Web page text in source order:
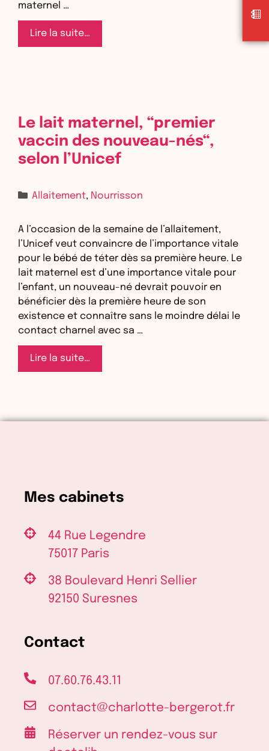
maternel …
Lire la suite…
maternel
le
Le lait maternel, “premier
vaccin des nouveau-nés“,
selon l’Unicef
Catégories
Allaitement, Nourrisson
A l’occasion de la semaine de l’allaitement,
l’Unicef veut convaincre de l’importance vitale
pour le bébé de téter dès sa première heure. Le
lait maternel est d’une importance vitale pour
l’enfant, un nouveau-né devrait pouvoir en
bénéficier dès la première heure de son
existence et connaître sans le moindre délai le
contact charnel avec sa …
Lire la suite…
lait
vaccin
Mes cabinets
44 Rue Legendre
75017 Paris
38 Boulevard Henri Sellier
92150 Suresnes
Contact
07.60.76.43.11
contact@charlotte-bergerot.fr
Réserver un rendez-vous sur